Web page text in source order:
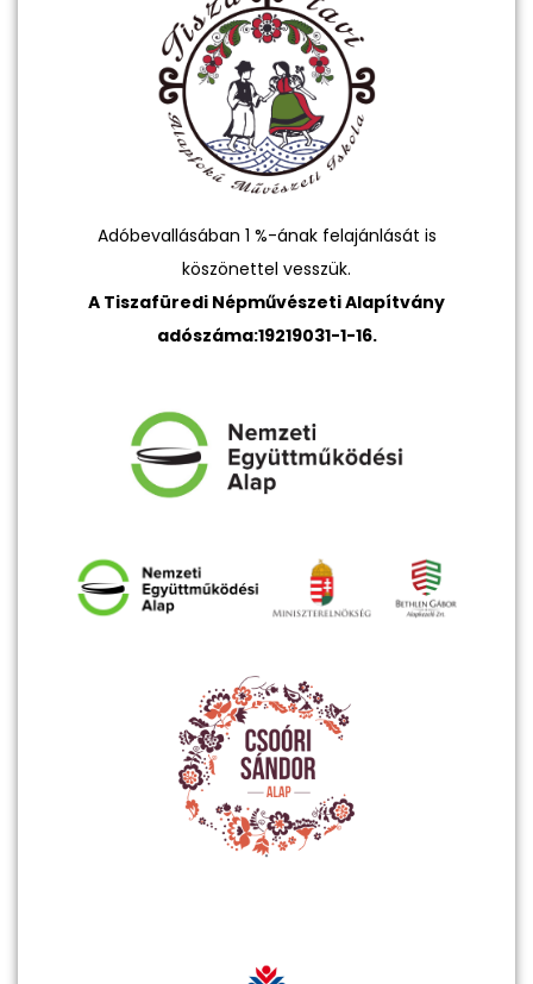
Adóbevallásában 1 %-ának felajánlását is
köszönettel vesszük.
A Tiszafüredi Népművészeti Alapítvány
adószáma:19219031-1-16.